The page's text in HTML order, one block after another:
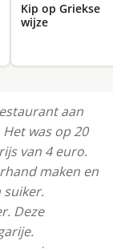
Kip op Griekse
wijze
aan
was op 20
van 4 euro.
maken en
suiker.
Deze